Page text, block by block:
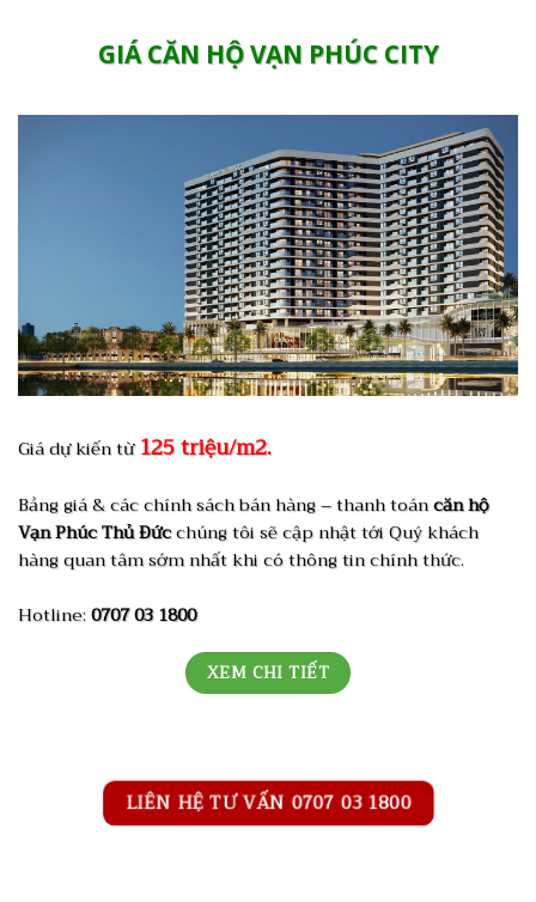
GIÁ CĂN HỘ VẠN PHÚC CITY
Giá dự kiến từ125 triệu/m2.
Bảng giá & các chính sách bán hàng – thanh toáncăn hộ
Vạn Phúc Thủ Đứcchúng tôi sẽ cập nhật tới Quý khách
hàng quan tâm sớm nhất khi có thông tin chính thức.
Hotline:0707 03 1800
XEM CHI TIẾT
LIÊN HỆ TƯ VẤN 0707 03 1800